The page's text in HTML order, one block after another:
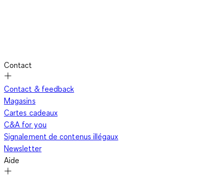
Contact
Contact & feedback
Magasins
Cartes cadeaux
C&A for you
Signalement de contenus illégaux
Newsletter
Aide